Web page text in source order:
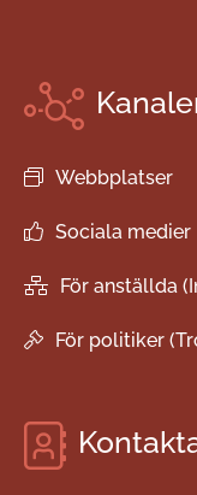
Webbplatser
Sociala medier
För anställda
För politiker